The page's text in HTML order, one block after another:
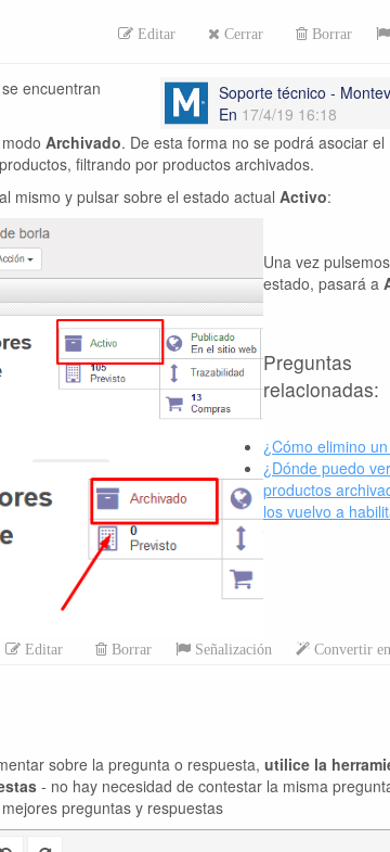
Editar Cerrar Borrar
Soporte técnico -
En 17/4/19 16:18
encuentran
Archivado. De esta forma no se podrá asociar el
filtrando por productos archivados.
mismo y pulsar sobre el estado actual Activo:
Una vez
estado, pasará a
Preguntas
relacionadas:
¿Cómo elimino
¿Dónde puedo
productos
los vuelvo a
Editar Borrar Señalización Convertir
sobre la pregunta o respuesta, utilice la
- no hay necesidad de contestar la misma
preguntas y respuestas